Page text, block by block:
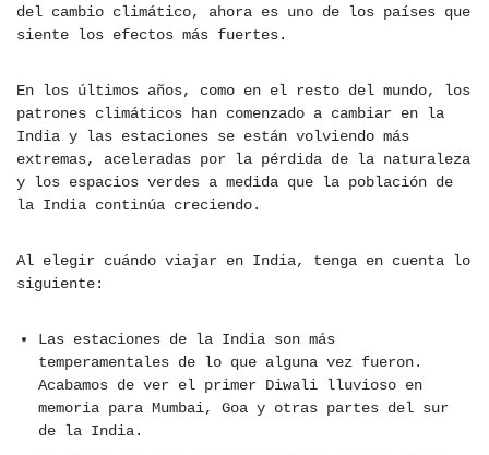
del cambio climático, ahora es uno de los países que
siente los efectos más fuertes.
En los últimos años, como en el resto del mundo, los
patrones climáticos han comenzado a cambiar en la
India y las estaciones se están volviendo más
extremas, aceleradas por la pérdida de la naturaleza
y los espacios verdes a medida que la población de
la India continúa creciendo.
Al elegir cuándo viajar en India, tenga en cuenta lo
siguiente:
Las estaciones de la India son más
temperamentales de lo que alguna vez fueron.
Acabamos de ver el primer Diwali lluvioso en
memoria para Mumbai, Goa y otras partes del sur
de la India.